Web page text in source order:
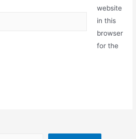
website
in this
browser
for the